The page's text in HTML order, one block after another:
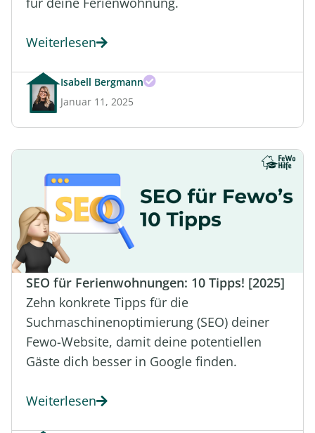
Weiterlesen
Isabell Bergmann
Januar 11, 2025
SEO für Ferienwohnungen: 10 Tipps! [2025]
Zehn konkrete Tipps für die
Suchmaschinenoptimierung (SEO) deiner
Fewo-Website, damit deine potentiellen
Gäste dich besser in Google finden.
Weiterlesen